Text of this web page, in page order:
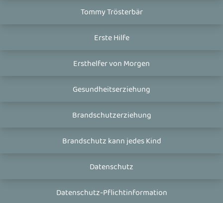
Tommy Trösterbär
Erste Hilfe
Ersthelfer von Morgen
Gesundheitserziehung
Brandschutzerziehung
Brandschutz kann jedes Kind
Datenschutz
Datenschutz-Pflichtinformation